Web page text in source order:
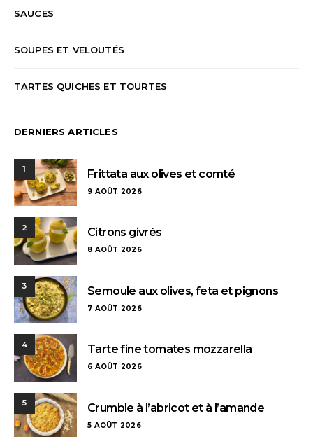
SAUCES
SOUPES ET VELOUTÉS
TARTES QUICHES ET TOURTES
DERNIERS ARTICLES
1 Frittata aux olives et comté
9 AOÛT 2026
2 Citrons givrés
8 AOÛT 2026
3 Semoule aux olives, feta et pignons
7 AOÛT 2026
4 Tarte fine tomates mozzarella
6 AOÛT 2026
5 Crumble à l’abricot et à l’amande
5 AOÛT 2026